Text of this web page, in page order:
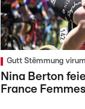
Gutt Stëmmung
Nina Berton
France Femmes